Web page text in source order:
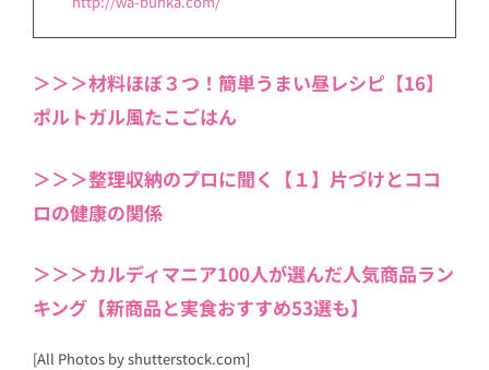
＞＞＞材料ほぼ３つ！簡単うまい昼レシピ【16】
ポルトガル風たこごはん
＞＞＞整理収納のプロに聞く【１】片づけとココ
ロの健康の関係
＞＞＞カルディマニア100人が選んだ人気商品ラン
キング【新商品と実食おすすめ53選も】
[All Photos by shutterstock.com]